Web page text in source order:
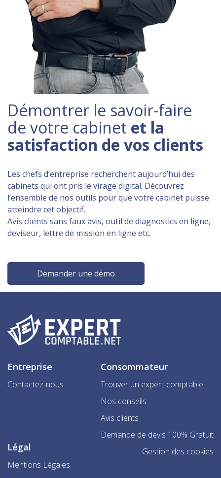
Démontrer le savoir-faire
de votre cabinet et la
satisfaction de vos clients
Les chefs d’entreprise recherchent aujourd’hui des
cabinets qui ont pris le virage digital. Découvrez
l’ensemble de nos outils pour que votre cabinet puisse
atteindre cet objectif.
Avis clients sans faux avis, outil de diagnostics en ligne,
deviseur, lettre de mission en ligne etc.
Demander une démo
Entreprise
Contactez-nous
Consommateur
Trouver un expert-comptable
Nos conseils
Avis clients
Demande de devis 100% Gratuit
Légal
Mentions Légales
Gestion des cookies